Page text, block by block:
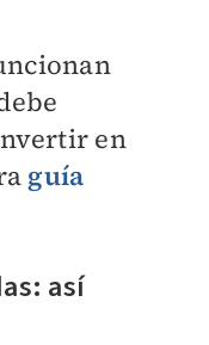
en
guía
así